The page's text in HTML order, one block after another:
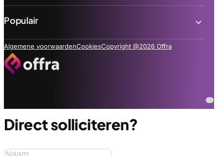
Populair
Algemene voorwaardenCookiesCopyright @2026 Offra
Direct solliciteren?